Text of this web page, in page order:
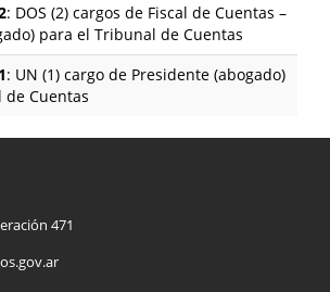
: DOS (2) cargos de Fiscal de Cuentas –
para el Tribunal de Cuentas
: UN (1) cargo de Presidente (abogado)
Cuentas
471